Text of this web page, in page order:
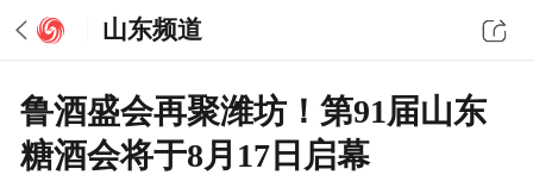
山东频道
鲁酒盛会再聚潍坊！第91届山东
糖酒会将于8月17日启幕